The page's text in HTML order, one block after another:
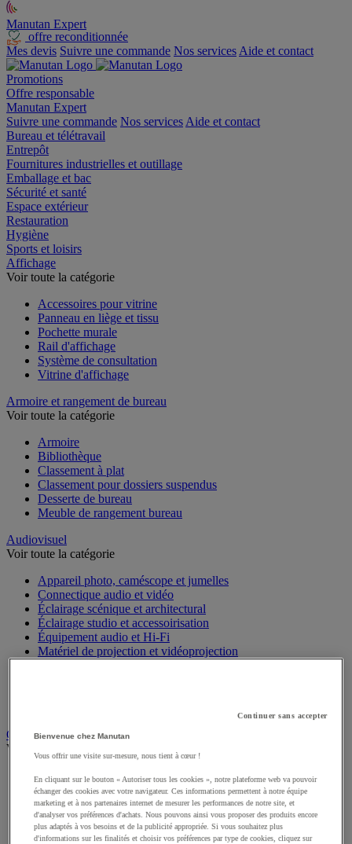
Manutan Expert
offre reconditionnée
Mes devis Suivre une commande Nos services Aide et contact
Promotions
Offre responsable
Manutan Expert
Suivre une commande Nos services Aide et contact
Bureau et télétravail
Entrepôt
Fournitures industrielles et outillage
Emballage et bac
Sécurité et santé
Espace extérieur
Restauration
Hygiène
Sports et loisirs
Affichage
Voir toute la catégorie
Accessoires pour vitrine
Panneau en liège et tissu
Pochette murale
Rail d'affichage
Système de consultation
Vitrine d'affichage
Armoire et rangement de bureau
Voir toute la catégorie
Armoire
Bibliothèque
Classement à plat
Classement pour dossiers suspendus
Desserte de bureau
Meuble de rangement bureau
Audiovisuel
Voir toute la catégorie
Appareil photo, caméscope et jumelles
Connectique audio et vidéo
Éclairage scénique et architectural
Éclairage studio et accessoirisation
Équipement audio et Hi-Fi
Matériel de projection et vidéoprojection
Chauffage, climatisation et traitement de l'air
Voir toute la catégorie
Chauffage
Climatiseur
Rafraîchisseur d'air
Traitement de l'air
Ventilateur
Continuer sans accepter
Bienvenue chez Manutan
Vous offrir une visite sur-mesure, nous tient à cœur !
En cliquant sur le bouton « Autoriser tous les cookies », notre plateforme web va pouvoir
échanger des cookies avec votre navigateur. Ces informations permettent à notre équipe
marketing et à nos partenaires internet de mesurer les performances de notre site, et
d'analyser vos préférences d'achats. Nous pouvons ainsi vous proposer des produits encore
plus adaptés à vos besoins et de la publicité appropriée. Si vous souhaitez plus
d'informations sur les finalités et choisir vos préférences par type de cookies, cliquez sur